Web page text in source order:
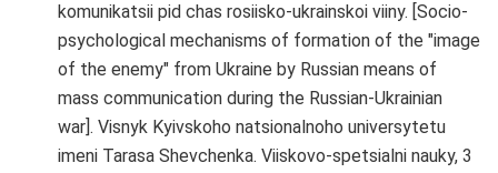
komunikatsii pid chas rosiisko-ukrainskoi viiny. [Socio-
psychological mechanisms of formation of the "image
of the enemy" from Ukraine by Russian means of
mass communication during the Russian-Ukrainian
war]. Visnyk Kyivskoho natsionalnoho universytetu
imeni Tarasa Shevchenka. Viiskovo-spetsialni nauky, 3